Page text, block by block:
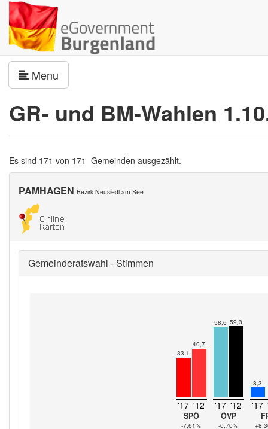
Menu
GR- und BM-Wahlen
Es sind 171 von 171 Gemeinden ausgezählt.
PAMHAGEN Bezirk Neusiedl am See
Gemeinderatswahl - Stimmen
33,1
40,7
'17 '12
SPÖ
-7,61%
58,6 59,3
'17 '12
ÖVP
-0,70%
8,3
'17